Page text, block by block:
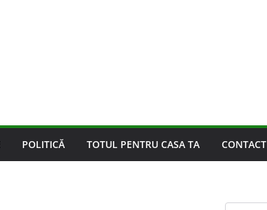
POLITICĂ TOTUL PENTRU CASA TA CONTACT